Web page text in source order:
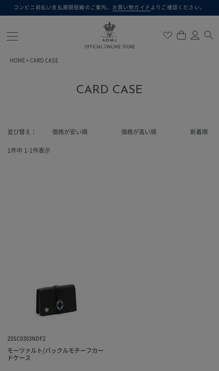
コンビニ前払い支払期限短縮のご案内。 お買い物ガイド よりご確認ください。
OFFICIAL ONLINE STORE
検索
HOME CARD CASE
CARD CASE
並び替え 価格が安い順 価格が高い順 新着順
1件中 1-1件表示
25SC0303NDF2
モーツァルト/バックルモチーフカー
ドケース